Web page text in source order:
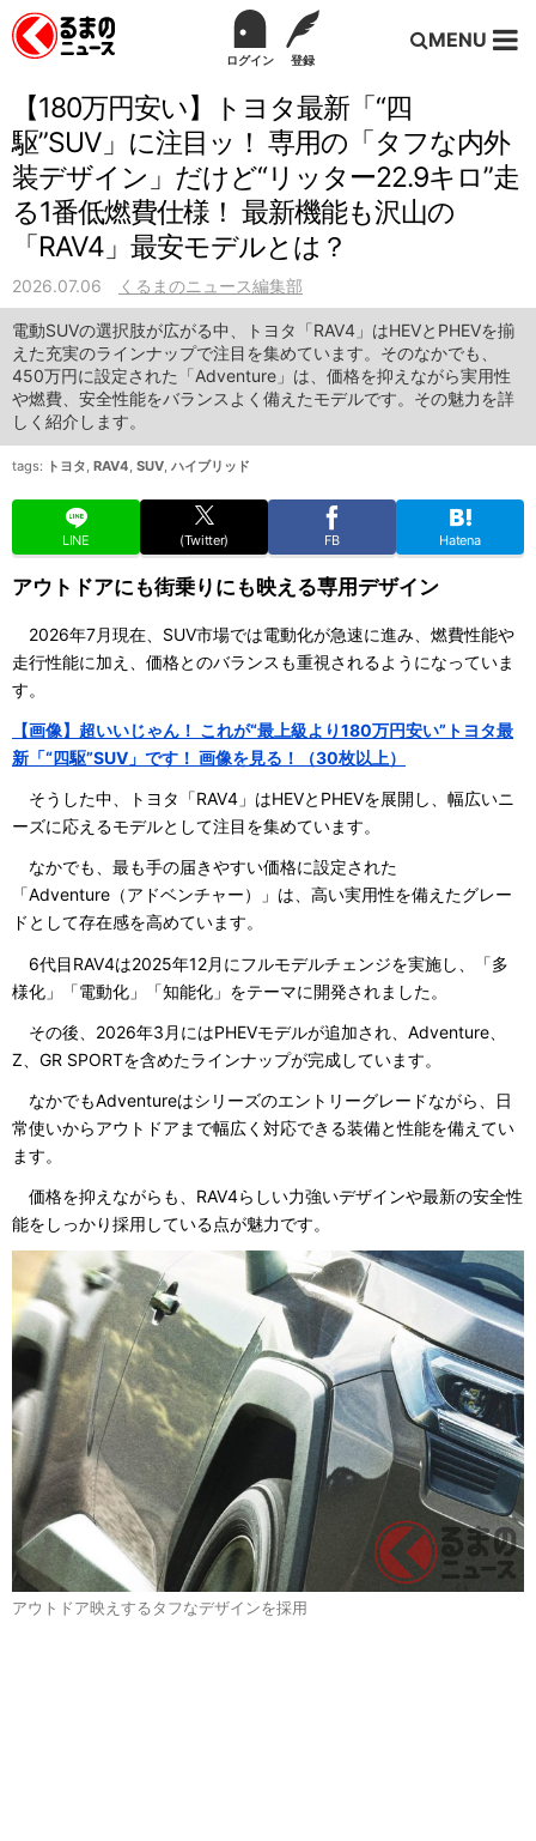
ログイン 登録
MENU
【180万円安い】トヨタ最新「“四
駆”SUV」に注目ッ！ 専用の「タフな内外
装デザイン」だけど“リッター22.9キロ”走
る1番低燃費仕様！ 最新機能も沢山の
「RAV4」最安モデルとは？
2026.07.06 くるまのニュース編集部
電動SUVの選択肢が広がる中、トヨタ「RAV4」はHEVとPHEVを揃
えた充実のラインナップで注目を集めています。そのなかでも、
450万円に設定された「Adventure」は、価格を抑えながら実用性
や燃費、安全性能をバランスよく備えたモデルです。その魅力を詳
しく紹介します。
tags: トヨタ, RAV4, SUV, ハイブリッド
LINE (Twitter) FB Hatena
アウトドアにも街乗りにも映える専用デザイン
2026年7月現在、SUV市場では電動化が急速に進み、燃費性能や
走行性能に加え、価格とのバランスも重視されるようになっていま
す。
【画像】超いいじゃん！ これが“最上級より180万円安い”トヨタ最
新「“四駆”SUV」です！ 画像を見る！（30枚以上）
そうした中、トヨタ「RAV4」はHEVとPHEVを展開し、幅広いニ
ーズに応えるモデルとして注目を集めています。
なかでも、最も手の届きやすい価格に設定された
「Adventure（アドベンチャー）」は、高い実用性を備えたグレー
ドとして存在感を高めています。
6代目RAV4は2025年12月にフルモデルチェンジを実施し、「多
様化」「電動化」「知能化」をテーマに開発されました。
その後、2026年3月にはPHEVモデルが追加され、Adventure、
Z、GR SPORTを含めたラインナップが完成しています。
なかでもAdventureはシリーズのエントリーグレードながら、日
常使いからアウトドアまで幅広く対応できる装備と性能を備えてい
ます。
価格を抑えながらも、RAV4らしい力強いデザインや最新の安全性
能をしっかり採用している点が魅力です。
アウトドア映えするタフなデザインを採用